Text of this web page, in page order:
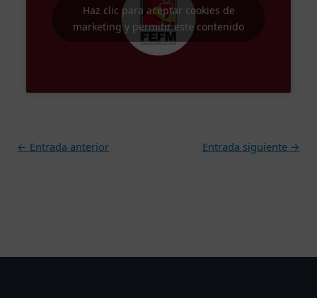
Haz clic para aceptar cookies de
marketing y permitir este contenido
← Entrada anterior Entrada siguiente →